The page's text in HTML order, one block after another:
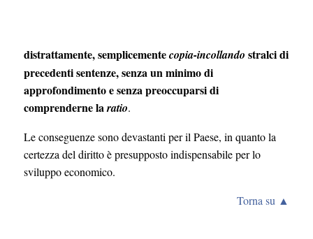
distrattamente, semplicementecopia-incollando stralci di
precedenti sentenze, senza un minimo di
approfondimento e senza preoccuparsi di
comprenderne la ratio.
Le conseguenze sono devastanti per il Paese, in quanto la
certezza del diritto è presupposto indispensabile per lo
sviluppo economico.
Torna su ▲